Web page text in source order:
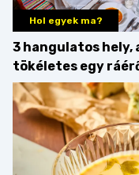
Hol egyek ma?
3 hangulatos hely,
tökéletes egy
hétvégi ebédhez